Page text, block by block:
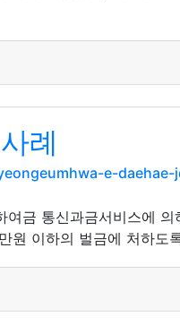
례
e-
금 통신과금서비스에
원 이하의 벌금에 처하도